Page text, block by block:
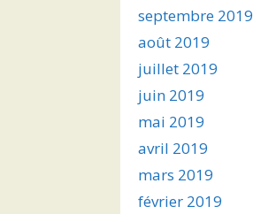
septembre 2019
août 2019
juillet 2019
juin 2019
mai 2019
avril 2019
mars 2019
février 2019